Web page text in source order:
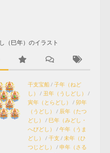
（巳年）のイラスト
干支宝船/ 子年（ねど
し）
/ 丑年（うしどし）
/
寅年（とらどし）
/ 卯年
（うどし）
/ 辰年（たつ
どし）
/ 巳年（みどし・
へびどし）
/ 午年（うま
どし）
/ 干支 / 未年（ひ
つじどし）
/ 申年（さる